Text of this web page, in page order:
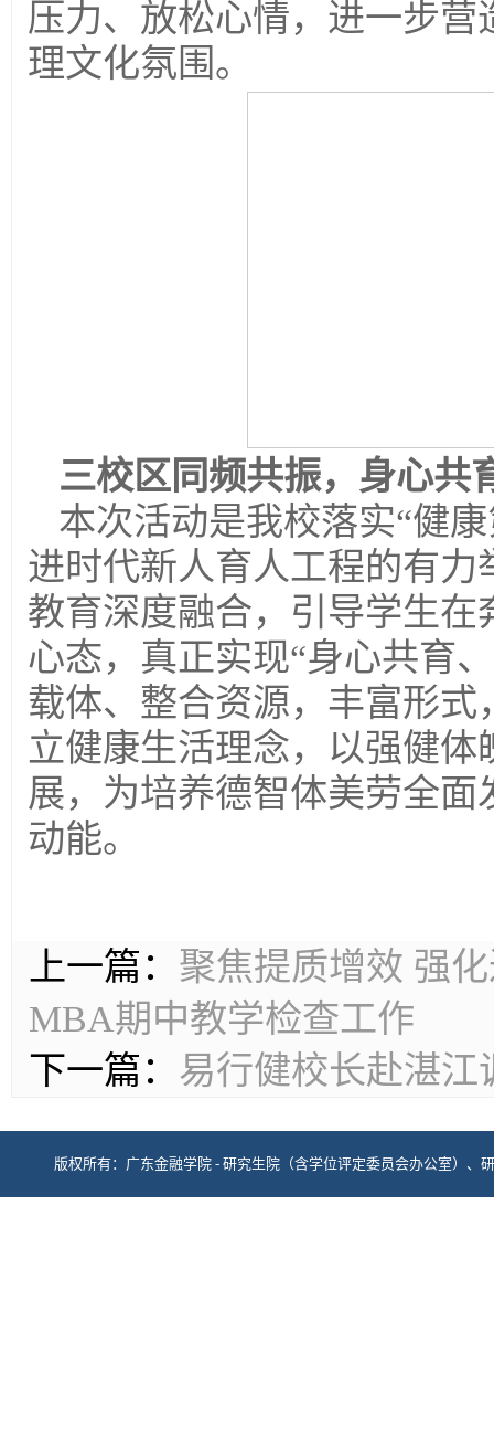
压力、放松心情，进一步
理文化氛围。
三校区同频共振，身心共
本次活动是我校落实“健
进时代新人育人工程的有
教育深度融合，引导学生
心态，真正实现“身心共育
载体、整合资源，丰富形
立健康生活理念，以强健
展，为培养德智体美劳全
动能。
上一篇： 聚焦提质增效 强
MBA期中教学检查工作
下一篇： 易行健校长赴湛
版权所有：广东金融学院 - 研究生院（含学位评定委员会办公室）